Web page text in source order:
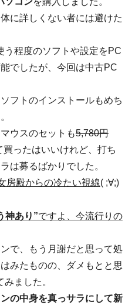
に詳しくない者には避けた
う程度のソフトや設定をPC
でしたが、今回は中古PC
フトのインストールもめち
ウスのセットも5,780円
ったはいいけれど、打ち
は募るばかりでした。
房殿からの冷たい視線( ;∀;)
神あり”ですよ、今流行りの
で、もう月謝だと思って処
みたものの、ダメもとと思
みました。
の中身を真っサラにして新